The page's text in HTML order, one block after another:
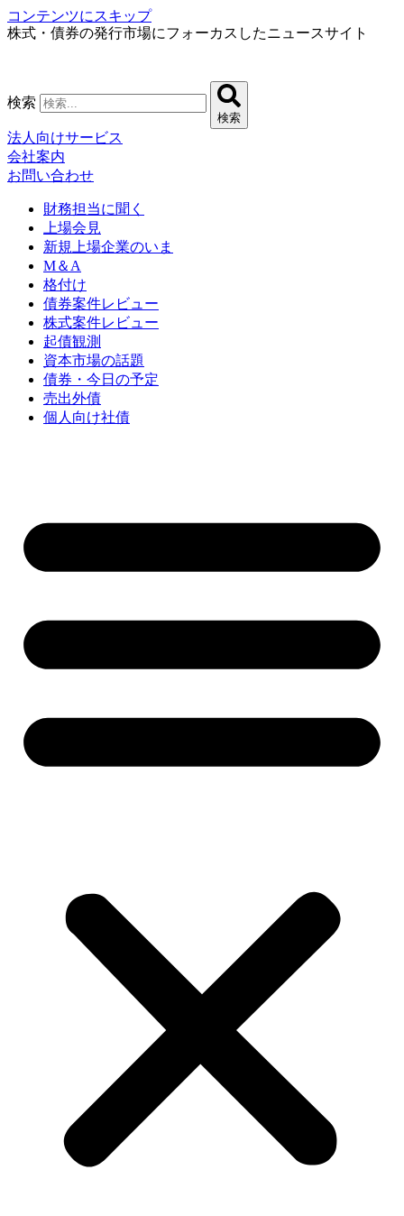
コンテンツにスキップ
株式・債券の発行市場にフォーカスしたニュースサイト
検索
検索
法人向けサービス
会社案内
お問い合わせ
財務担当に聞く
上場会見
新規上場企業のいま
M＆A
格付け
債券案件レビュー
株式案件レビュー
起債観測
資本市場の話題
債券・今日の予定
売出外債
個人向け社債